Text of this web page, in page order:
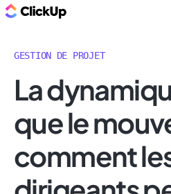
GESTION DE PROJET
La
que le
comment